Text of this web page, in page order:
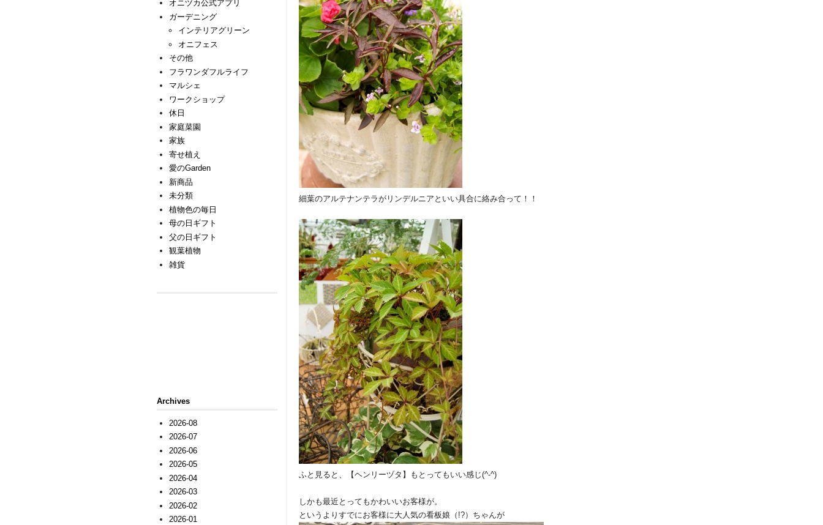
細葉のアルテナンテラがリンデルニアといい具合に絡み合って！！
ふと見ると、【ヘンリーヅタ】もとってもいい感じ(^-^)
しかも最近とってもかわいいお客様が。
というよりすでにお客様に大人気の看板娘（!?）ちゃんが
オニヅカ公式アプリ
ガーデニング
インテリアグリーン
オニフェス
その他
フラワンダフルライフ
マルシェ
ワークショップ
休日
家庭菜園
家族
寄せ植え
愛のGarden
新商品
未分類
植物色の毎日
母の日ギフト
父の日ギフト
観葉植物
雑貨
Archives
2026-08
2026-07
2026-06
2026-05
2026-04
2026-03
2026-02
2026-01